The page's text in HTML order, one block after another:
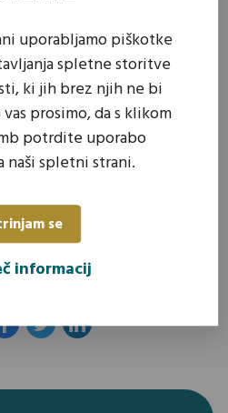
priprave zakonodajnih
predpisov,
kmetijsko politiko,
izobraževanja in seminarje,
promocijo in informiranje
uporabljamo piškotke
spletne storitve
ki jih brez njih ne bi
prosimo, da s klikom
potrdite uporabo
naši spletni strani.
se
informacij